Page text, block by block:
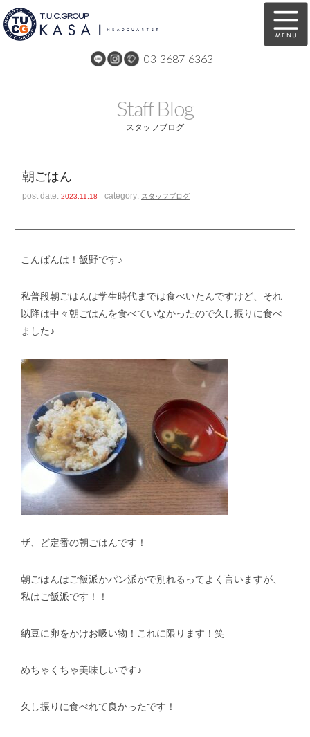
03-3687-6363
全国納車
スタッフblog
T.U.C.GROUP
Staff Blog
スタッフブログ
朝ごはん
post date:2023.11.18 category: スタッフブログ
こんばんは！飯野です♪
私普段朝ごはんは学生時代までは食べいたんですけど、それ
以降は中々朝ごはんを食べていなかったので久し振りに食べ
ました♪
ザ、ど定番の朝ごはんです！
朝ごはんはご飯派かパン派かで別れるってよく言いますが、
私はご飯派です！！
納豆に卵をかけお吸い物！これに限ります！笑
めちゃくちゃ美味しいです♪
久し振りに食べれて良かったです！